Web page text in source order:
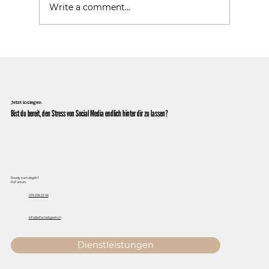
Write a comment...
Jetzt loslegen
Bist du bereit, den Stress von Social Media endlich hinter dir zu lassen?
Ready zum abgäh?
Ruf uns an.
079 296 22 46
Info@eifachabgaeh.ch
Dienstleistungen